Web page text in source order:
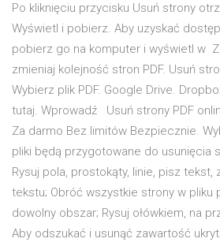
Po kliknięciu przycisku Usuń strony
Wyświetl i pobierz. Aby uzyskać
pobierz go na komputer i wyświetl w Z
zmieniaj kolejność stron PDF. Usuń
Wybierz plik PDF. Google Drive.
tutaj. Wprowadź Usuń strony PDF
Za darmo Bez limitów Bezpiecznie.
pliki będą przygotowane do usunięcia
Rysuj pola, prostokąty, linie, pisz
tekstu; Obróć wszystkie strony w pliku
dowolny obszar; Rysuj ołówkiem, na
Aby odszukać i usunąć zawartość